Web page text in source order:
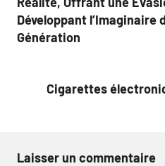
l’article
Développant l’Imaginaire
Génération
Cigarettes
Laisser un commentaire